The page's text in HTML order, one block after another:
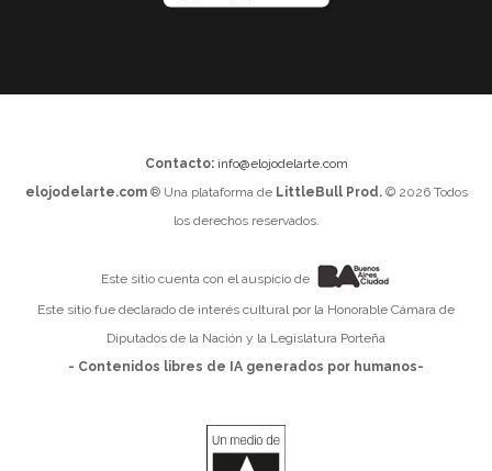
Contacto: info@elojodelarte.com
elojodelarte.com® Una plataforma de LittleBull Prod.© 2026 Todos
los derechos reservados.
Este sitio cuenta con el auspicio de
Este sitio fue declarado de interés cultural por la Honorable Cámara de
Diputados de la Nación y la Legislatura Porteña
- Contenidos libres de IA generados por humanos-